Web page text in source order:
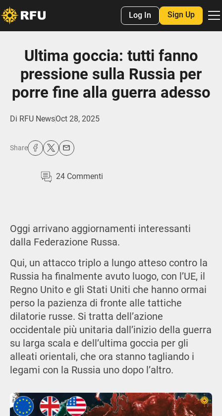
Log In Sign Up
Ultima goccia: tutti fanno
pressione sulla Russia per
porre fine alla guerra adesso
Di RFU NewsOct 28, 2025
Share
24 Commenti
Oggi arrivano aggiornamenti interessanti
dalla Federazione Russa.
Qui, un attacco triplo a lungo atteso contro la
Russia ha finalmente avuto luogo, con l’UE, il
Regno Unito e gli Stati Uniti che hanno ormai
perso la pazienza di fronte alle tattiche
dilatorie russe. Si tratta dell’azione
occidentale più unitaria dall’inizio della guerra
su larga scala e dell’ultima goccia per gli
alleati orientali, che ora stanno tagliando i
legami con la Russia uno dopo l’altro.